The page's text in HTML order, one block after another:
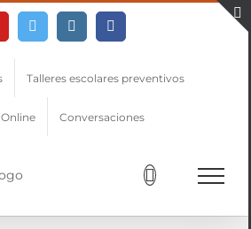
YouTubeTwitter Instagram
Talleres escolares preventivos
Conversaciones